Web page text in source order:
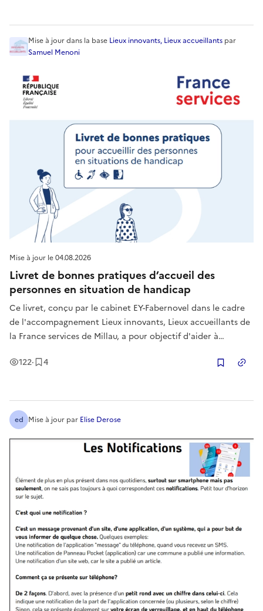
Mise à jour le04.08.2026
Livret de bonnes pratiques d’accueil des
personnes en situation de handicap
Ce livret, conçu par le cabinet EY-Fabernovel dans le cadre
de l'accompagnement Lieux innovants, Lieux accueillants de
la France services de Millau, a pour objectif d'aider à
usagers en situation de handicap.
122Vues
· 4Enregistrement
Mise à jourdans la base Lieux innovants, Lieux accueillants par
Samuel Menoni
ed Mise à jour par Elise Derose